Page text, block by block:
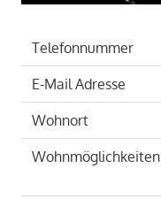
Telefonnummer
E-Mail Adresse
Wohnort
Wohnmöglichkeiten